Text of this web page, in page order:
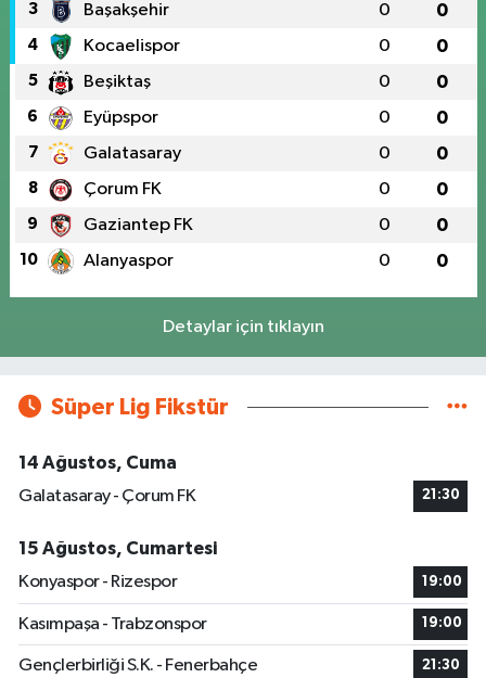
3 Başakşehir 0 0
4 Kocaelispor 0 0
5 Beşiktaş 0 0
6 Eyüpspor 0 0
7 Galatasaray 0 0
8 Çorum FK 0 0
9 Gaziantep FK 0 0
10 Alanyaspor 0 0
Detaylar için tıklayın
Süper Lig Fikstür
14 Ağustos, Cuma
Galatasaray - Çorum FK
21:30
15 Ağustos, Cumartesi
Konyaspor - Rizespor
19:00
Kasımpaşa - Trabzonspor 19:00
Gençlerbirliği S.K. - Fenerbahçe 21:30